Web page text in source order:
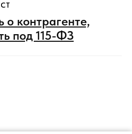
о контрагенте,
под 115-ФЗ